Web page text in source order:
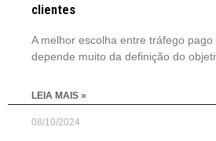
clientes
A melhor escolha entre tráfego pago
depende muito da definição do
LEIA MAIS »
08/10/2024